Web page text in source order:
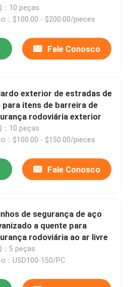
exterior
ao ar livre
exteriores
：10 peças
：$100.00 - $200.00/pieces
Fale Conosco
exterior de estradas de
para itens de barreira de
rodoviária exterior
：10 peças
：$100.00 - $150.00/pieces
Fale Conosco
de segurança de aço
a quente para
rodoviária ao ar livre
：5 peças
：USD100-150/PC